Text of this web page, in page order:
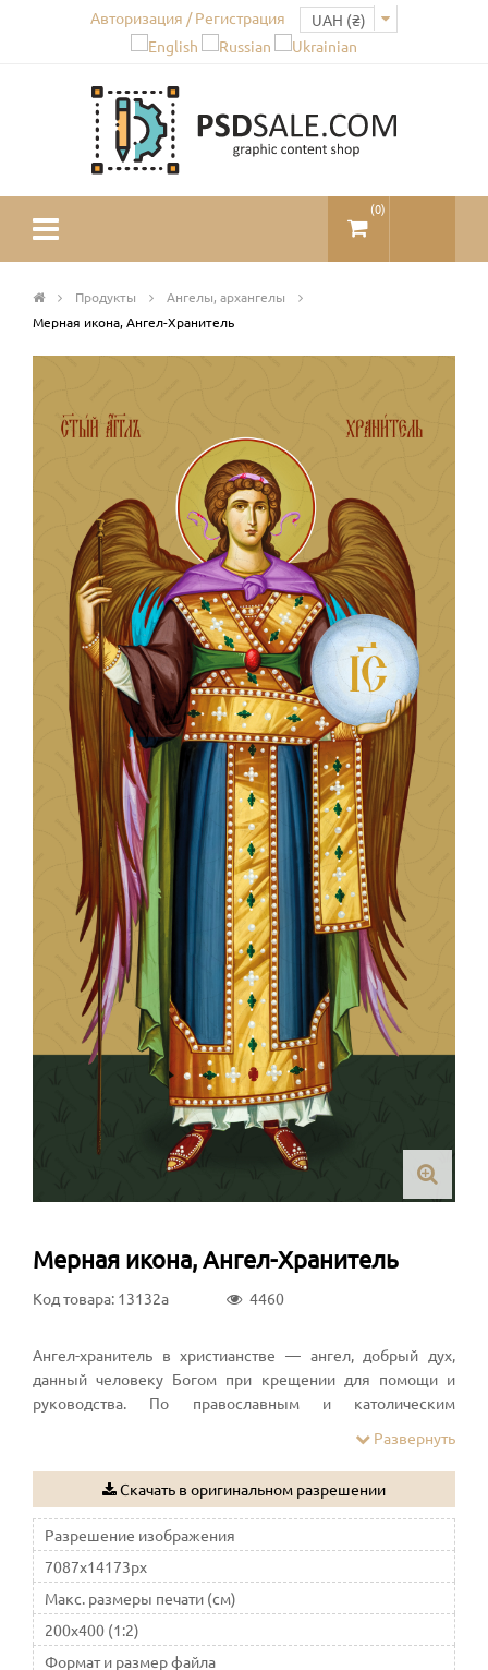
Авторизация / Регистрация
(0)
Продукты
Ангелы, архангелы
Мерная икона, Ангел-Хранитель
Мерная икона, Ангел-Хранитель
Код товара: 13132a 4460
Ангел-хранитель в христианстве — ангел, добрый дух,
данный человеку Богом при крещении для помощи и
руководства. По православным и католическим
при человеке на протяжении всей его жизни, если
человек сохраняет в себе любовь к Богу и истинную веру
перед Ним
Развернуть
Скачать в оригинальном разрешении
Разрешение изображения
7087x14173px
Макс. размеры печати (см)
200x400 (1:2)
Формат и размер файла